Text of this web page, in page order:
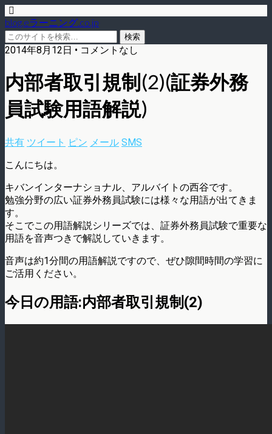
blog.eラーニング.co.jp
2014年8月12日 • コメントなし
内部者取引規制(2)(証券外務
員試験用語解説)
共有 ツイート ピン メール SMS
こんにちは。
キバンインターナショナル、アルバイトの西谷です。
勉強分野の広い証券外務員試験には様々な用語が出てきま
す。
そこでこの用語解説シリーズでは、証券外務員試験で重要な
用語を音声つきで解説していきます。
音声は約1分間の用語解説ですので、ぜひ隙間時間の学習に
ご活用ください。
今日の用語:内部者取引規制(2)